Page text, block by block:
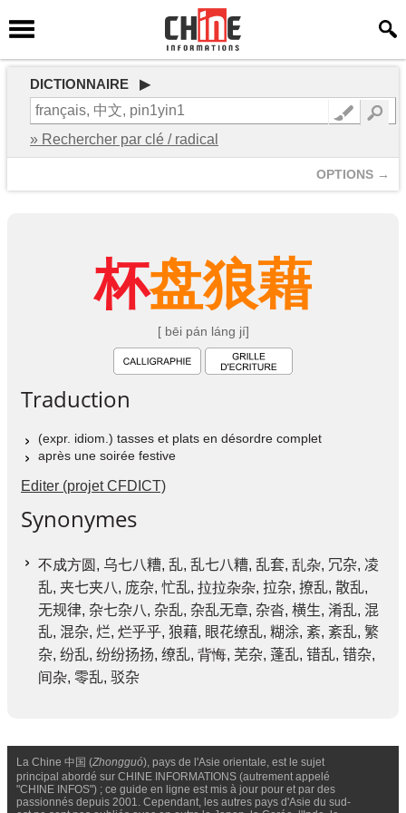
DICTIONNAIRE ▶
» Rechercher par clé / radical
OPTIONS →
杯盘狼藉
[ bēi pán láng jí]
Traduction
(expr. idiom.) tasses et plats en désordre complet
après une soirée festive
Editer (projet CFDICT)
Synonymes
不成方圆, 乌七八糟, 乱, 乱七八糟, 乱套, 乱杂, 冗杂, 凌
乱, 夹七夹八, 庞杂, 忙乱, 拉拉杂杂, 拉杂, 撩乱, 散乱,
无规律, 杂七杂八, 杂乱, 杂乱无章, 杂沓, 横生, 淆乱, 混
乱, 混杂, 烂, 烂乎乎, 狼藉, 眼花缭乱, 糊涂, 紊, 紊乱, 繁
杂, 纷乱, 纷纷扬扬, 缭乱, 背悔, 芜杂, 蓬乱, 错乱, 错杂,
间杂, 零乱, 驳杂
La Chine 中国 (Zhongguó), pays de l'Asie orientale, est le sujet
principal abordé sur CHINE INFORMATIONS (autrement appelé
"CHINE INFOS") ; ce guide en ligne est mis à jour pour et par des
passionnés depuis 2001. Cependant, les autres pays d'Asie du sud-